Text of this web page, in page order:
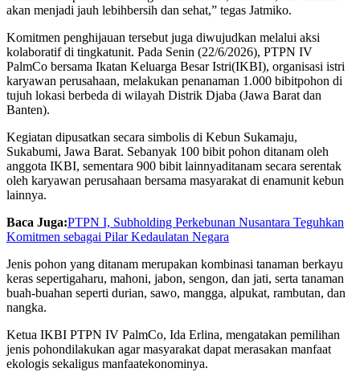
akan menjadi jauh lebihbersih dan sehat,” tegas Jatmiko.
Komitmen penghijauan tersebut juga diwujudkan melalui aksi
kolaboratifdi tingkatunit. Pada Senin (22/6/2026), PTPN IV
PalmCo bersama Ikatan Keluarga BesarIstri(IKBI), organisasi istri
karyawan perusahaan, melakukan penanaman 1.000 bibitpohon di
tujuh lokasi berbeda di wilayah Distrik Djaba (Jawa Barat dan
Banten).
Kegiatan dipusatkan secara simbolis di Kebun Sukamaju,
Sukabumi, Jawa Barat. Sebanyak 100 bibit pohon ditanam oleh
anggota IKBI, sementara 900 bibit lainnyaditanam secara serentak
oleh karyawan perusahaan bersama masyarakat di enamunit kebun
lainnya.
Baca Juga:PTPN I, Subholding Perkebunan Nusantara Teguhkan
Komitmen sebagai Pilar Kedaulatan Negara
Jenis pohon yang ditanam merupakan kombinasi tanaman berkayu
keras sepertigaharu, mahoni, jabon, sengon, dan jati, serta tanaman
buah-buahan seperti durian, sawo, mangga, alpukat, rambutan, dan
nangka.
Ketua IKBI PTPN IV PalmCo, Ida Erlina, mengatakan pemilihan
jenis pohondilakukan agarmasyarakat dapat merasakan manfaat
ekologis sekaligus manfaatekonominya.